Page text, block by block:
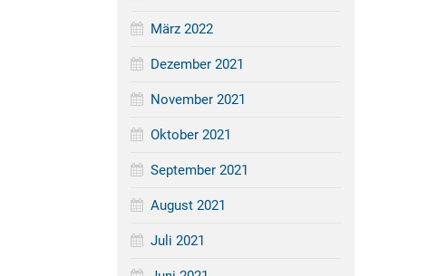
März 2022
Dezember 2021
November 2021
Oktober 2021
September 2021
August 2021
Juli 2021